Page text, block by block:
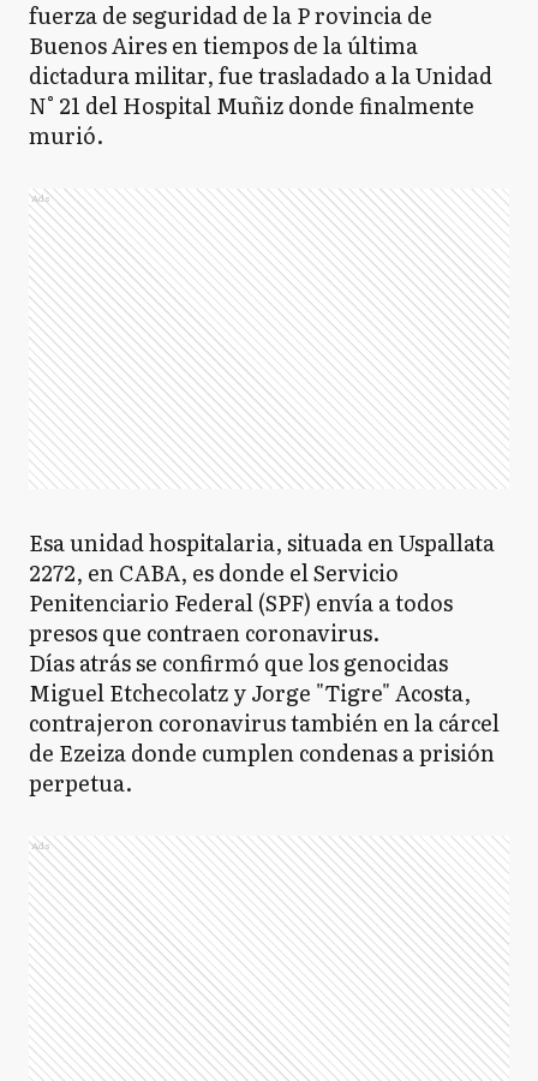
fuerza de seguridad de la P rovincia de
Buenos Aires en tiempos de la última
dictadura militar, fue trasladado a la Unidad
N° 21 del Hospital Muñiz donde finalmente
murió.
Ads
Esa unidad hospitalaria, situada en Uspallata
2272, en CABA, es donde el Servicio
Penitenciario Federal (SPF) envía a todos
presos que contraen coronavirus.
Días atrás se confirmó que los genocidas
Miguel Etchecolatz y Jorge "Tigre" Acosta,
contrajeron coronavirus también en la cárcel
de Ezeiza donde cumplen condenas a prisión
perpetua.
Ads